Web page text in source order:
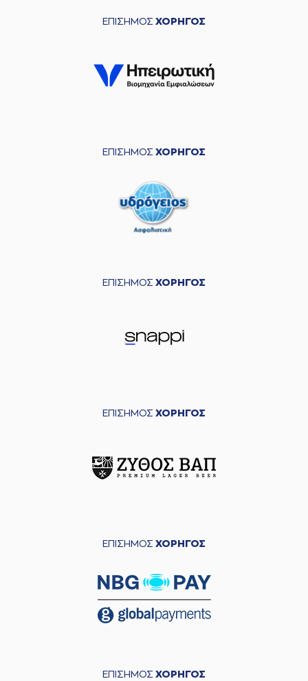
ΕΠΙΣΗΜΟΣ ΧΟΡΗΓΟΣ
ΕΠΙΣΗΜΟΣ ΧΟΡΗΓΟΣ
ΕΠΙΣΗΜΟΣ ΧΟΡΗΓΟΣ
ΕΠΙΣΗΜΟΣ ΧΟΡΗΓΟΣ
ΕΠΙΣΗΜΟΣ ΧΟΡΗΓΟΣ
ΕΠΙΣΗΜΟΣ ΧΟΡΗΓΟΣ